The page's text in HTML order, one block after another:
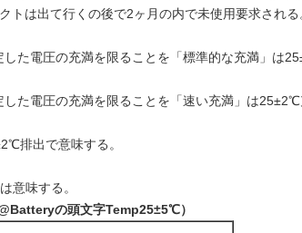
は出て行くの後で2ヶ月の内で未使用要求される
た電圧の充満を限ることを「標準的な充満」は
た電圧の充満を限ることを「速い充満」は25±2℃
排出で意味する。
意味する。
の頭文字Temp25±5℃）